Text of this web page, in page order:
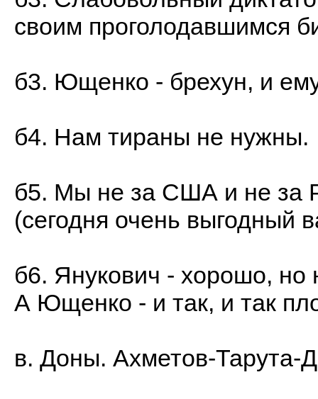
своим проголодавшимся
б3. Ющенко - брехун, и
б4. Нам тираны не нужны.
б5. Мы не за США и не за
(сегодня очень выгодный
б6. Янукович - хорошо, но
А Ющенко - и так, и так
в. Доны. Ахметов-Тарута-